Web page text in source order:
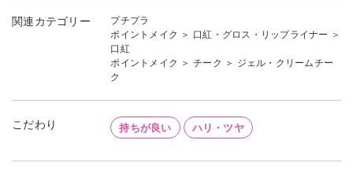
関連カテゴリー
プチプラ
ポイントメイク ＞ 口紅・グロス・リップライナー ＞
口紅
ポイントメイク ＞ チーク ＞ ジェル・クリームチー
ク
こだわり 持ちが良い ハリ・ツヤ